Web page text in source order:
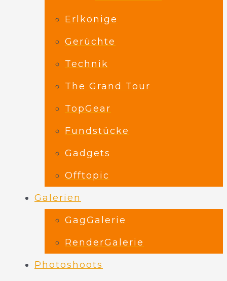
Erlkönige
Gerüchte
Technik
The Grand Tour
TopGear
Fundstücke
Gadgets
Offtopic
Galerien
GagGalerie
RenderGalerie
Photoshoots